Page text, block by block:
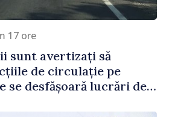
17 ore
sunt avertizați să
de circulație pe
se desfășoară lucrări de